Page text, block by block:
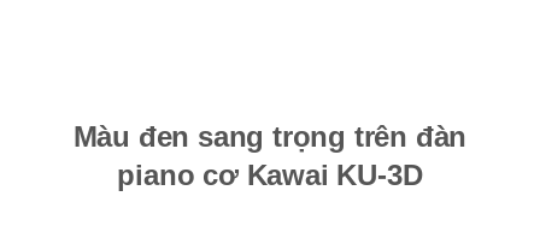
Màu đen sang trọng trên đàn
piano cơ Kawai KU-3D